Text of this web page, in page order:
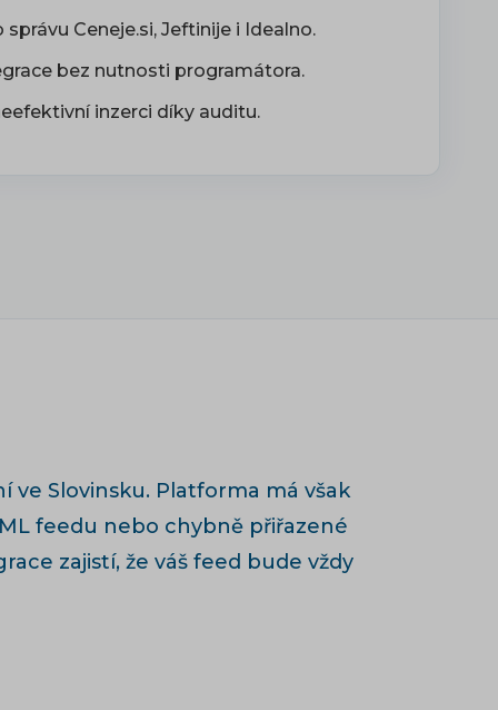
Ceneje.si, Jeftinije i Idealno.
bez nutnosti programátora.
inzerci díky auditu.
ve Slovinsku. Platforma má však
feedu nebo chybně přiřazené
zajistí, že váš feed bude vždy